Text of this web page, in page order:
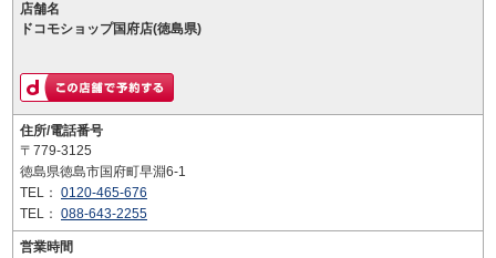
店舗名
ドコモショップ国府店(徳島県)
住所/電話番号
〒779-3125
徳島県徳島市国府町早淵6-1
TEL： 0120-465-676
TEL： 088-643-2255
営業時間